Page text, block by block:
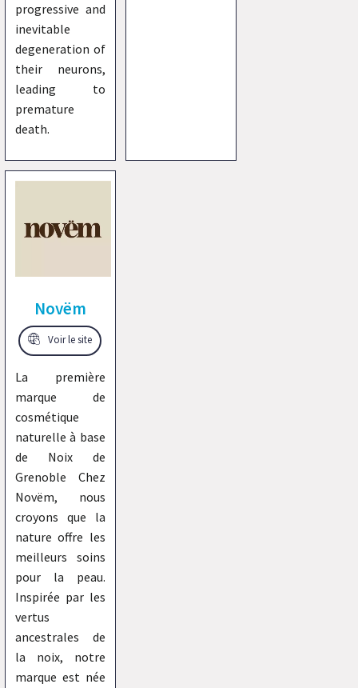
progressive and
inevitable
degeneration of
their neurons,
leading to
premature
death.
Novëm
Voir le site
La première
marque de
cosmétique
naturelle à base
de Noix de
Grenoble Chez
Novëm, nous
croyons que la
nature offre les
meilleurs soins
pour la peau.
Inspirée par les
vertus
ancestrales de
la noix, notre
marque est née